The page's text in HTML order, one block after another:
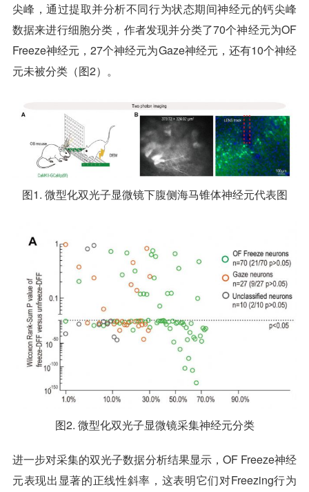
尖峰，通过提取并分析不同行为状态期间神经元的钙尖峰
数据来进行细胞分类，作者发现并分类了70个神经元为OF
Freeze神经元，27个神经元为Gaze神经元，还有10个神经
元未被分类（图2）。
图1. 微型化双光子显微镜下腹侧海马锥体神经元代表图
图2. 微型化双光子显微镜采集神经元分类
进一步对采集的双光子数据分析结果显示，OF Freeze神经
元表现出显著的正线性斜率，这表明它们对Freezing行为